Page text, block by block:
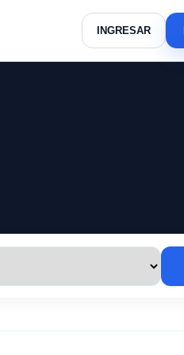
INGRESAR